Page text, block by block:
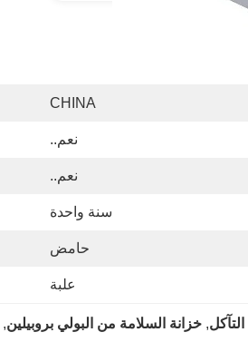
CHINA
نعم..
نعم..
سنة واحدة
حامض
علبة
, خزانة السلامة من البولي بروبيلين,